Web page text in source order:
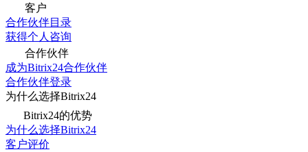
客户
合作伙伴目录
获得个人咨询
合作伙伴
成为Bitrix24合作伙伴
合作伙伴登录
为什么选择Bitrix24
Bitrix24的优势
为什么选择Bitrix24
客户评价